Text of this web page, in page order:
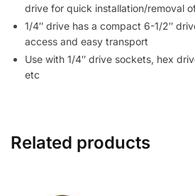
drive for quick installation/removal
1/4″ drive has a compact 6-1/2″
access and easy transport
Use with 1/4″ drive sockets, hex
etc
Related products